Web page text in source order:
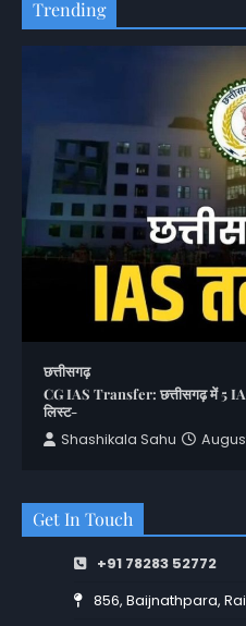
Trending
छत्तीसगढ़
CG IAS Transfer: छत्तीसगढ़ में 5
लिस्ट-
Shashikala Sahu
Get In Touch
+91 78283 52772
856, Baijnathpara,